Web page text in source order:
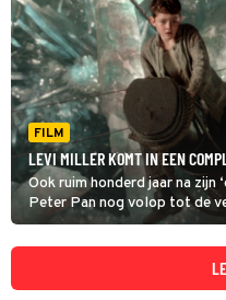
FILM
LEVI MILLER KOMT IN EEN
Ook ruim honderd jaar na zijn
Peter Pan nog volop tot de
fantasyfilm Pan vliegt zijn